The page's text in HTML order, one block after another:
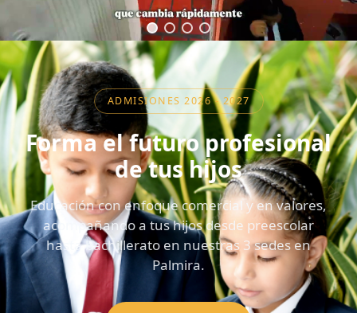
ADMISIONES 2026 - 2027
Forma el futuro profesional
de tus hijos
Educación con enfoque comercial y en valores,
acompañando a tus hijos desde preescolar
hasta bachillerato en nuestras 3 sedes en
Palmira.